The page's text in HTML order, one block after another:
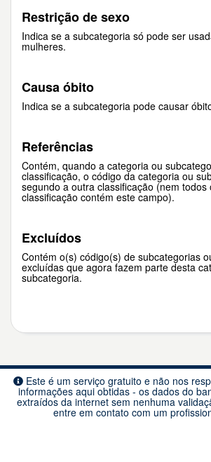
Restrição de sexo
Indica se a subcategoria só pode ser
mulheres.
Causa óbito
Indica se a subcategoria pode causar
Referências
Contém, quando a categoria ou
classificação, o código da categoria ou
segundo a outra classificação (nem todos
classificação contém este campo).
Excluídos
Contém o(s) código(s) de subcategorias
excluídas que agora fazem parte desta
subcategoria.
Este é um serviço gratuito e não nos
informações aqui obtidas - os dados do
extraídos da internet sem nenhuma
entre em contato com um